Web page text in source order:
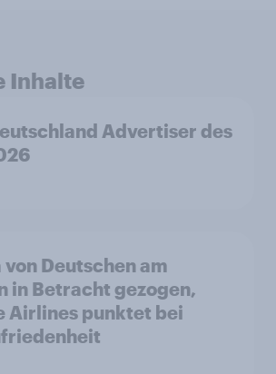
Inhalte
Advertiser des
Deutschen am
in Betracht gezogen,
Airlines punktet bei